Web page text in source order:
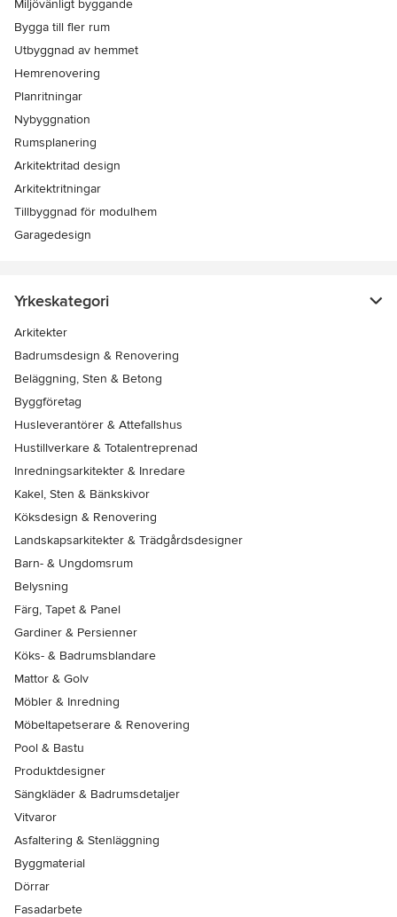
Miljövänligt byggande
Bygga till fler rum
Utbyggnad av hemmet
Hemrenovering
Planritningar
Nybyggnation
Rumsplanering
Arkitektritad design
Arkitektritningar
Tillbyggnad för modulhem
Garagedesign
Yrkeskategori
Arkitekter
Badrumsdesign & Renovering
Beläggning, Sten & Betong
Byggföretag
Husleverantörer & Attefallshus
Hustillverkare & Totalentreprenad
Inredningsarkitekter & Inredare
Kakel, Sten & Bänkskivor
Köksdesign & Renovering
Landskapsarkitekter & Trädgårdsdesigner
Barn- & Ungdomsrum
Belysning
Färg, Tapet & Panel
Gardiner & Persienner
Köks- & Badrumsblandare
Mattor & Golv
Möbler & Inredning
Möbeltapetserare & Renovering
Pool & Bastu
Produktdesigner
Sängkläder & Badrumsdetaljer
Vitvaror
Asfaltering & Stenläggning
Byggmaterial
Dörrar
Fasadarbete